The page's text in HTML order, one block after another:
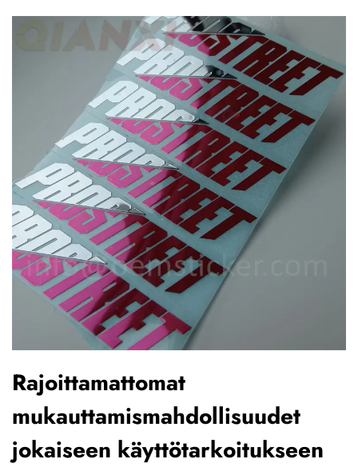
Rajoittamattomat
mukauttamismahdollisuudet
jokaiseen käyttötarkoitukseen